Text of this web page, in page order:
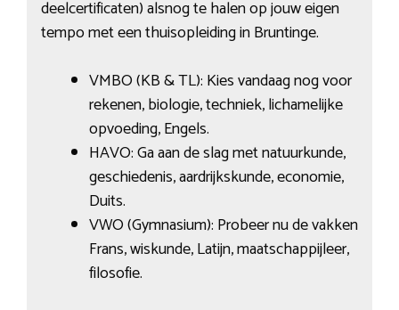
deelcertificaten) alsnog te halen op jouw eigen
tempo met een thuisopleiding in Bruntinge.
VMBO (KB & TL): Kies vandaag nog voor
rekenen, biologie, techniek, lichamelijke
opvoeding, Engels.
HAVO: Ga aan de slag met natuurkunde,
geschiedenis, aardrijkskunde, economie,
Duits.
VWO (Gymnasium): Probeer nu de vakken
Frans, wiskunde, Latijn, maatschappijleer,
filosofie.